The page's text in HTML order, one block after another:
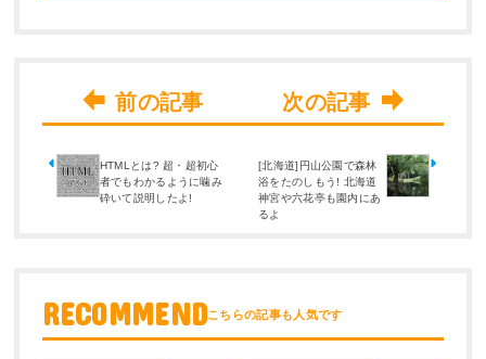
HTMLとは? 超・超初心
者でもわかるように噛み
砕いて説明したよ!
[北海道]円山公園で森林
浴をたのしもう! 北海道
神宮や六花亭も園内にあ
るよ
RECOMMEND